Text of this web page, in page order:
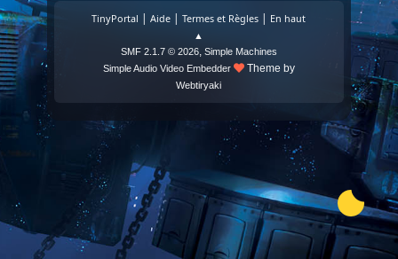
TinyPortal |Aide |Termes et Règles | En haut
▲
SMF 2.1.7 © 2026, Simple Machines
Simple Audio Video Embedder
Theme by
Webtiryaki